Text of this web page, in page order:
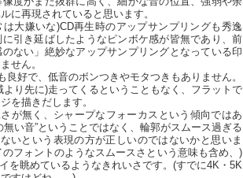
に再現されていると思います。
大嫌いな)CD再生時のアップサンプリングも秀逸
引き延ばしたようなピンボケ感が皆無であり、前
ない」絶妙なアップサンプリングとなっている印
せん。
良好で、低音のボンつきやモタつきもありません。
より先に)走ってくるということもなく、フラットで
を描きだします。
が無く、シャープなフォーカスという傾向ではあ
い音”ということではなく、輪郭がスムース過ぎる
いという表現の方が正しいのではないかと思いま
フォントのようなスムースさという意味も含め、)
を眺めているようなきれいさです。(すでに4K・5K